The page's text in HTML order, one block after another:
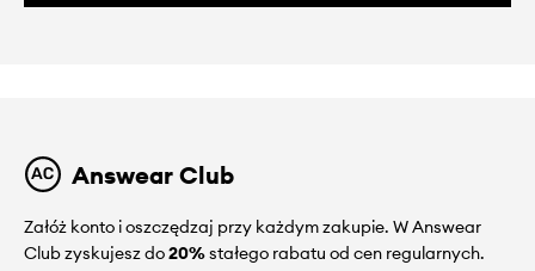
Answear Club
Załóż konto i oszczędzaj przy każdym zakupie. W Answear
Club zyskujesz do20%stałego rabatu od cen regularnych.